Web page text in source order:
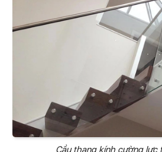
Cầu thang kính cường lực